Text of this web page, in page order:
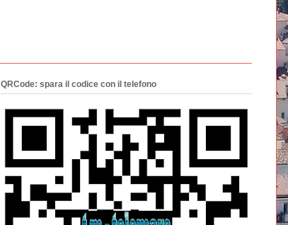
QRCode: spara il codice con il telefono